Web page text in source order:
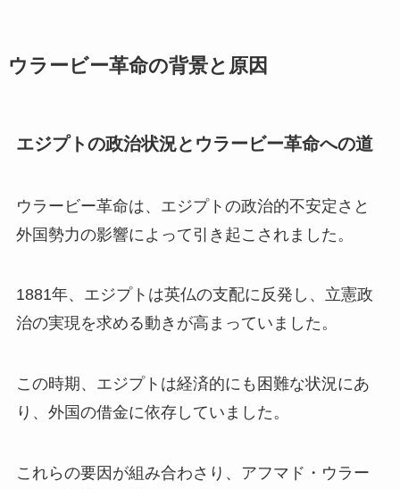
ウラービー革命の背景と原因
エジプトの政治状況とウラービー革命への道
ウラービー革命は、エジプトの政治的不安定さと
外国勢力の影響によって引き起こされました。
1881年、エジプトは英仏の支配に反発し、立憲政
治の実現を求める動きが高まっていました。
この時期、エジプトは経済的にも困難な状況にあ
り、外国の借金に依存していました。
これらの要因が組み合わさり、アフマド・ウラー